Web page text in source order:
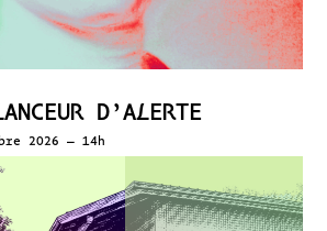
D’ALERTE
2026 – 14h